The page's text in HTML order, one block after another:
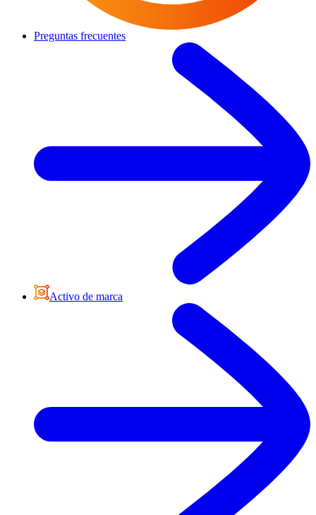
Preguntas frecuentes
Activo de marca